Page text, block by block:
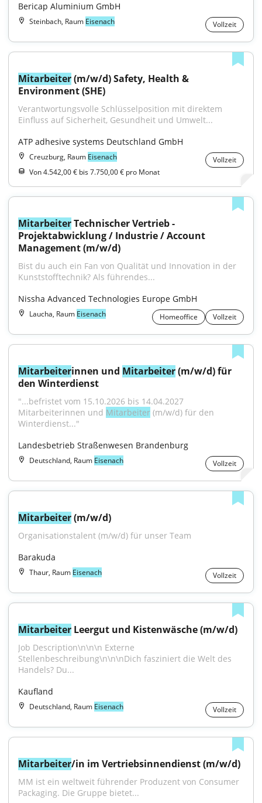
Bericap Aluminium GmbH
Steinbach, Raum Eisenach Vollzeit
Mitarbeiter (m/w/d) Safety, Health &
Environment (SHE)
Verantwortungsvolle Schlüsselposition mit direktem
Einfluss auf Sicherheit, Gesundheit und Umwelt...
ATP adhesive systems Deutschland GmbH
Creuzburg, Raum Eisenach
Vollzeit
Von 4.542,00 € bis 7.750,00 € pro Monat
Mitarbeiter Technischer Vertrieb -
Projektabwicklung / Industrie / Account
Management (m/w/d)
Bist du auch ein Fan von Qualität und Innovation in der
Kunststofftechnik? Als führendes...
Nissha Advanced Technologies Europe GmbH
Laucha, Raum Eisenach Homeoffice Vollzeit
Mitarbeiterinnen und Mitarbeiter (m/w/d) für
den Winterdienst
"...befristet vom 15.10.2026 bis 14.04.2027
Mitarbeiterinnen und Mitarbeiter (m/w/d) für den
Winterdienst..."
Landesbetrieb Straßenwesen Brandenburg
Deutschland, Raum Eisenach Vollzeit
Mitarbeiter (m/w/d)
Organisationstalent (m/w/d) für unser Team
Barakuda
Thaur, Raum Eisenach Vollzeit
Mitarbeiter Leergut und Kistenwäsche (m/w/d)
Job Description\n\n\n Externe
Stellenbeschreibung\n\n\nDich fasziniert die Welt des
Handels? Du...
Kaufland
Deutschland, Raum Eisenach Vollzeit
Mitarbeiter/in im Vertriebsinnendienst (m/w/d)
MM ist ein weltweit führender Produzent von Consumer
Packaging. Die Gruppe bietet...